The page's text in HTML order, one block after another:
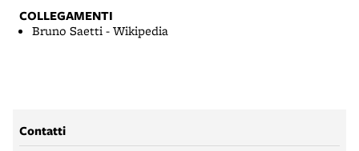
COLLEGAMENTI
Bruno Saetti - Wikipedia
Contatti